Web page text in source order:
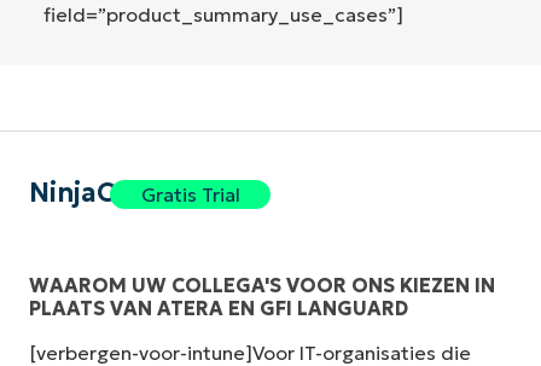
field=”product_summary_use_cases”]
NinjaOneGratis Trial
WAAROM UW COLLEGA'S VOOR ONS KIEZEN IN
PLAATS VAN ATERA EN GFI LANGUARD
[verbergen-voor-intune]Voor IT-organisaties die